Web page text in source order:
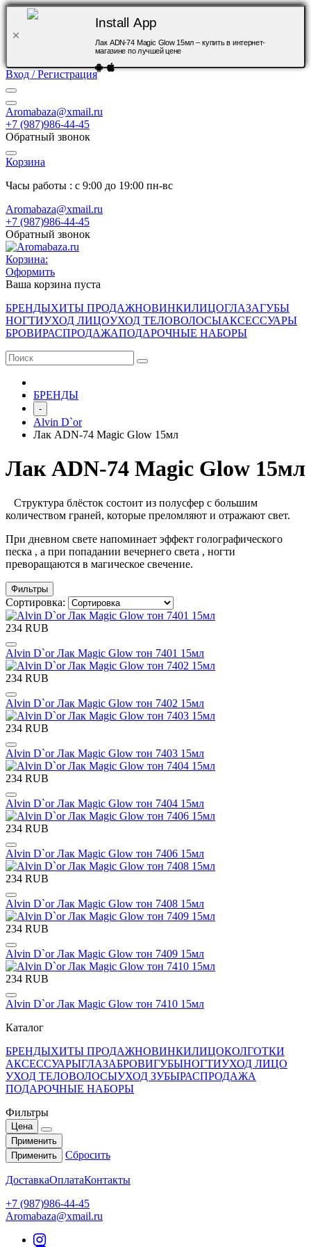
Install App
Лак ADN-74 Magic Glow 15мл – купить в интернет-
магазине по лучшей цене
Вход / Регистрация
Aromabaza@xmail.ru
+7 (987)986-44-45
Обратный звонок
Корзина
Часы работы : с 9:00 до 19:00 пн-вс
Aromabaza@xmail.ru
+7 (987)986-44-45
Обратный звонок
Корзина:
Оформить
Ваша корзина пуста
БРЕНДЫХИТЫ ПРОДАЖНОВИНКИЛИЦОГЛАЗАГУБЫ
НОГТИУХОД ЛИЦОУХОД ТЕЛОВОЛОСЫАКСЕССУАРЫ
БРОВИРАСПРОДАЖАПОДАРОЧНЫЕ НАБОРЫ
БРЕНДЫ
-
Alvin D`or
Лак ADN-74 Magic Glow 15мл
Лак ADN-74 Magic Glow 15мл
Структура блёсток состоит из полусфер с большим
количеством граней, которые преломляют и отражают свет.
При дневном свете напоминает эффект голографического
песка , а при попадании вечернего света , ногти
преворащаются в магическое свечение.
Фильтры
Сортировка:
234 RUB
Alvin D`or Лак Magic Glow тон 7401 15мл
234 RUB
Alvin D`or Лак Magic Glow тон 7402 15мл
234 RUB
Alvin D`or Лак Magic Glow тон 7403 15мл
234 RUB
Alvin D`or Лак Magic Glow тон 7404 15мл
234 RUB
Alvin D`or Лак Magic Glow тон 7406 15мл
234 RUB
Alvin D`or Лак Magic Glow тон 7408 15мл
234 RUB
Alvin D`or Лак Magic Glow тон 7409 15мл
234 RUB
Alvin D`or Лак Magic Glow тон 7410 15мл
Каталог
БРЕНДЫХИТЫ ПРОДАЖНОВИНКИЛИЦОКОЛГОТКИ
АКСЕССУАРЫГЛАЗАБРОВИГУБЫНОГТИУХОД ЛИЦО
УХОД ТЕЛОВОЛОСЫУХОД ЗУБЫРАСПРОДАЖА
ПОДАРОЧНЫЕ НАБОРЫ
Фильтры
Цена
Применить
Применить
Сбросить
ДоставкаОплатаКонтакты
+7 (987)986-44-45
Aromabaza@xmail.ru